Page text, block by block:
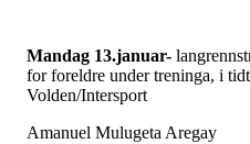
Mandag 13.januar-
for foreldre under treninga, i
Volden/Intersport
Amanuel Mulugeta Aregay